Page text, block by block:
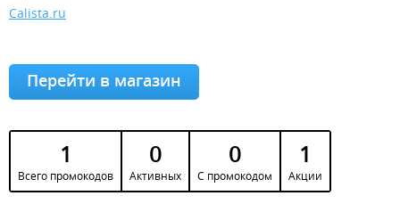
Calista.ru
Перейти в магазин
1
Всего промокодов
0
Активных
0
С промокодом
1
Акции